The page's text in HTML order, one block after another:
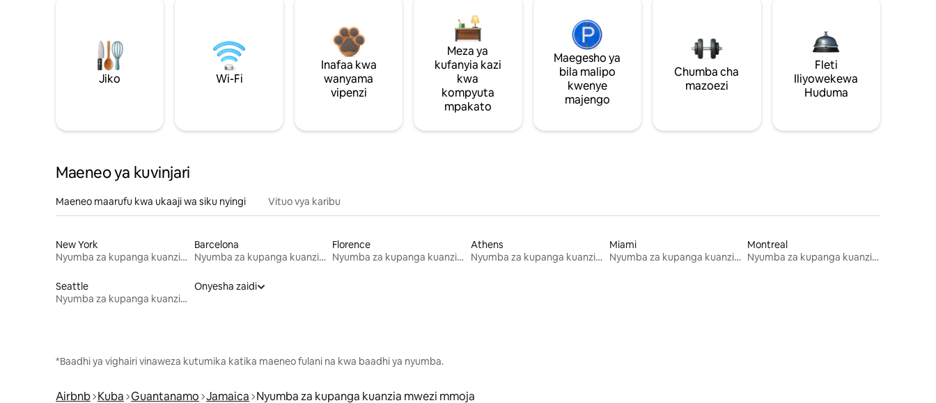
Jiko Wi-Fi
Inafaa kwa
wanyama
vipenzi
Meza ya
kufanyia kazi
kwa
kompyuta
mpakato
Maegesho ya
bila malipo
kwenye
majengo
Chumba cha
mazoezi
Fleti
Iliyowekewa
Huduma
Maeneo ya kuvinjari
Maeneo maarufu kwa ukaaji wa siku nyingi Vituo vya karibu
New York
Nyumba za kupanga kuanzia mwezi mmoja
Barcelona
Nyumba za kupanga kuanzia mwezi mmoja
Florence
Nyumba za kupanga kuanzia mwezi mmoja
Athens
Nyumba za kupanga kuanzia mwezi mmoja
Miami
Nyumba za kupanga kuanzia mwezi mmoja
Montreal
Nyumba za kupanga kuanzia mwezi mmoja
Seattle
Nyumba za kupanga kuanzia mwezi mmoja
Onyesha zaidi
*Baadhi ya vighairi vinaweza kutumika katika maeneo fulani na kwa baadhi ya nyumba.
Airbnb Kuba Guantanamo Jamaica Nyumba za kupanga kuanzia mwezi mmoja